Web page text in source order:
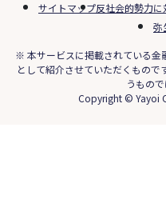
サイトマップ反社会的勢力
弥
※ 本サービスに掲載されている金
として紹介させていただくもの
うもので
Copyright © Yayoi